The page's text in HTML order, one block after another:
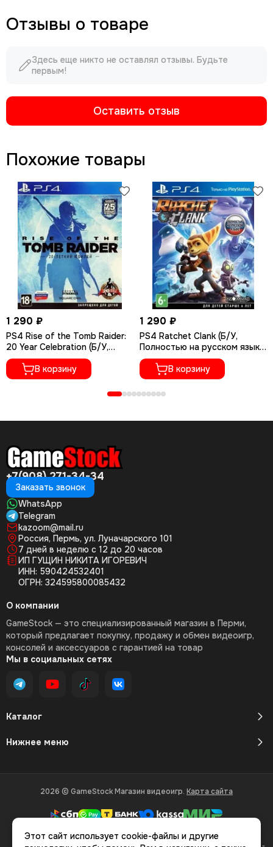
Отзывы о товаре
Здесь еще никто не оставлял отзывы. Будьте
первым!
Оставить отзыв
Похожие товары
1 290 ₽
PS4 Rise of the Tomb Raider:
20 Year Celebration (Б/У,
Полностью на русском языке,
CUSA-05716)
В корзину
1 290 ₽
PS4 Ratchet Сlank (Б/У,
Полностью на русском языке,
CUSA-01073)
В корзину
+7(908) 271-34-34
Заказать звонок
WhatsApp
Telegram
kazoom@mail.ru
Россия, Пермь, ул. Луначарского 101
7 дней в неделю с 12 до 20 часов
ИП ГУЩИН НИКИТА ИГОРЕВИЧ
ИНН: 590424532401
ОГРН: 324595800085432
Каталог
Нижнее меню
О компании
GameStock — это специализированный магазин в Перми,
который предлагает покупку, продажу и обмен видеоигр,
консолей и аксессуаров с гарантией на товар
Мы в социальных сетях
2026 © GameStock Магазин видеоигр. Карта сайта
Вся представленная на сайте информация, касающаяся
Этот сайт использует cookie-файлы и другие